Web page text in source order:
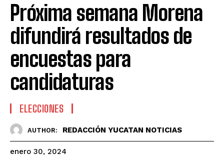
Próxima semana Morena
difundirá resultados de
encuestas para
candidaturas
ELECCIONES
AUTHOR: REDACCIÓN YUCATAN NOTICIAS
enero 30, 2024